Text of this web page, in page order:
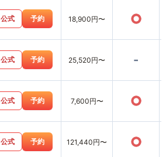
公式 予約 18,900円〜 ○
公式 予約 25,520円〜 -
公式 予約 7,600円〜 ○
公式 予約 121,440円〜 ○